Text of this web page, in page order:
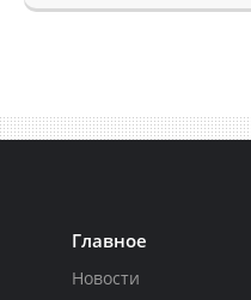
Главное
Новости